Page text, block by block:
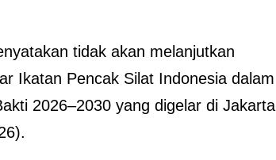
tidak akan melanjutkan
Ikatan Pencak Silat Indonesia dalam
2026–2030 yang digelar di Jakarta